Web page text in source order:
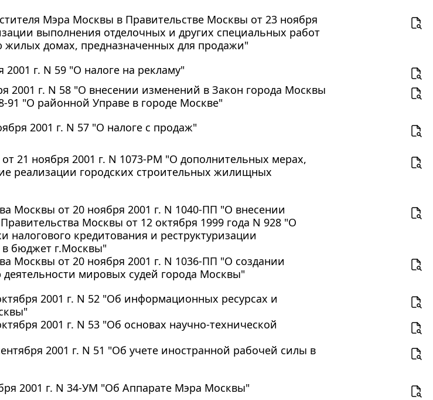
Мэра Москвы в Правительстве Москвы от 23 ноября
выполнения отделочных и других специальных работ
жилых домах, предназначенных для продажи"
г. N 59 "О налоге на рекламу"
2001 г. N 58 "О внесении изменений в Закон города Москвы
91 "О районной Управе в городе Москве"
2001 г. N 57 "О налоге с продаж"
21 ноября 2001 г. N 1073-РМ "О дополнительных мерах,
реализации городских строительных жилищных
Москвы от 20 ноября 2001 г. N 1040-ПП "О внесении
Москвы от 12 октября 1999 года N 928 "О
налогового кредитования и реструктуризации
бюджет г.Москвы"
Москвы от 20 ноября 2001 г. N 1036-ПП "О создании
мировых судей города Москвы"
2001 г. N 52 "Об информационных ресурсах и
2001 г. N 53 "Об основах научно-технической
2001 г. N 51 "Об учете иностранной рабочей силы в
2001 г. N 34-УМ "Об Аппарате Мэра Москвы"